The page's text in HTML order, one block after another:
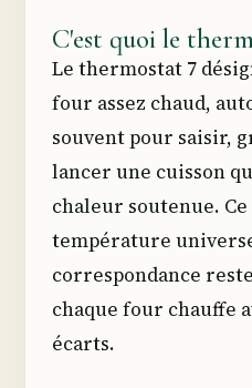
C'est quoi le
Le thermostat 7
four assez chaud,
souvent pour saisir,
lancer une cuisson
chaleur soutenue. Ce
température
correspondance
chaque four chauffe
écarts.